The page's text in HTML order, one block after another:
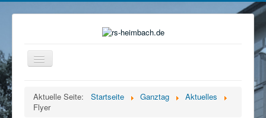
Navigation
an/aus
Organisation
Aktuelle Seite: Startseite Ganztag
Aktuelles
Flyer